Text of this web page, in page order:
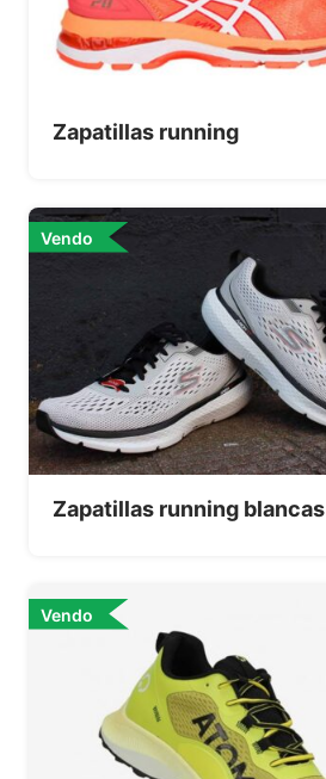
Zapatillas running
Vendo
Zapatillas running blancas
Vendo